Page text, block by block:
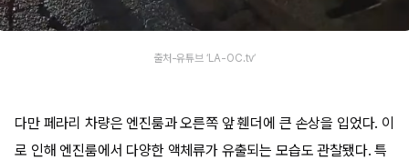
출처-유튜브 ‘LA-OC.tv’
다만 페라리 차량은 엔진룸과 오른쪽 앞 휀더에 큰 손상을 입었다. 이
로 인해 엔진룸에서 다양한 액체류가 유출되는 모습도 관찰됐다. 특